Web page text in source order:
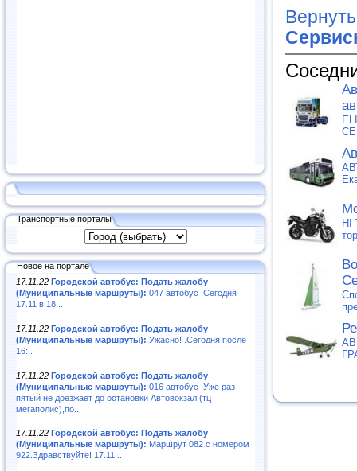
Транспортные порталы
Новое на портале
17.11.22 Городской автобус: Подать жалобу
(Муниципальные маршруты): 047 автобус .Сегодня
17.11 в 18...
17.11.22 Городской автобус: Подать жалобу
(Муниципальные маршруты): Ужасно! .Сегодня после
16:..
17.11.22 Городской автобус: Подать жалобу
(Муниципальные маршруты): 016 автобус .Уже раз
пятый не доезжает до остановки Автовокзал (тц
мегаполис),по..
17.11.22 Городской автобус: Подать жалобу
(Муниципальные маршруты): Маршрут 082 с номером
922.Здравствуйте! 17.11...